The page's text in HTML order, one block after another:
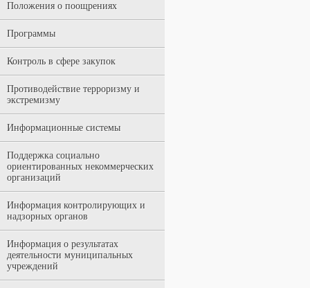
Положения о поощрениях
Программы
Контроль в сфере закупок
Противодействие терроризму и
экстремизму
Информационные системы
Поддержка социально
ориентированных некоммерческих
организаций
Информация контролирующих и
надзорных органов
Информация о результатах
деятельности муниципальных
учреждений